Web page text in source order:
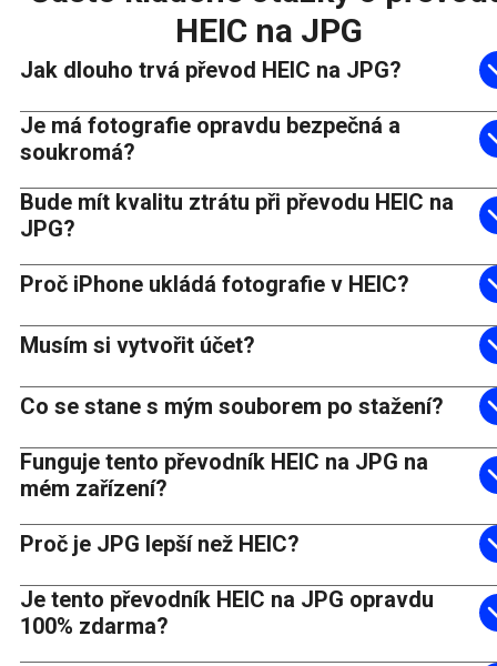
HEIC na JPG
Jak dlouho trvá převod HEIC na JPG?
Je má fotografie opravdu bezpečná a
soukromá?
Bude mít kvalitu ztrátu při převodu HEIC na
JPG?
Proč iPhone ukládá fotografie v HEIC?
Musím si vytvořit účet?
Co se stane s mým souborem po stažení?
Funguje tento převodník HEIC na JPG na
mém zařízení?
Proč je JPG lepší než HEIC?
Je tento převodník HEIC na JPG opravdu
100% zdarma?